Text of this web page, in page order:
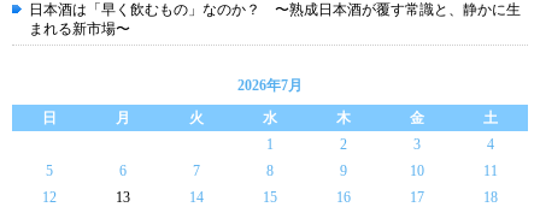
日本酒は「早く飲むもの」なのか？ 〜熟成日本酒が覆す常識と、静かに生
まれる新市場〜
2026年7月
日
月 火 水 木 金
土
1
2 3
4
5
6 7 8 9 10
11
12
13 14 15 16 17
18